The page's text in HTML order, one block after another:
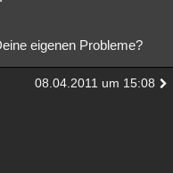
eigenen Probleme?
08.04.2011 um 15:08